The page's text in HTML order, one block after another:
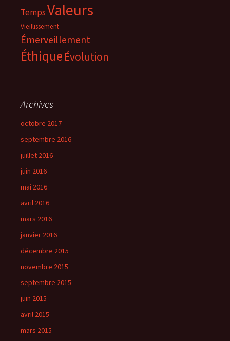
TempsValeurs
Vieillissement
Émerveillement
Éthique Évolution
Archives
octobre 2017
septembre 2016
juillet 2016
juin 2016
mai 2016
avril 2016
mars 2016
janvier 2016
décembre 2015
novembre 2015
septembre 2015
juin 2015
avril 2015
mars 2015